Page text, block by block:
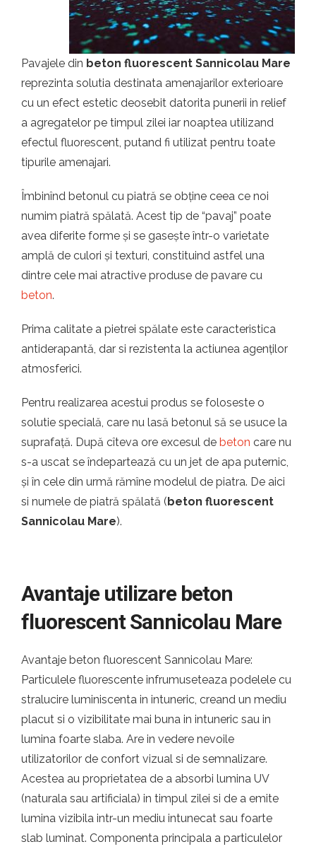
Pavajele din beton fluorescent Sannicolau Mare
reprezinta solutia destinata amenajarilor exterioare
cu un efect estetic deosebit datorita punerii in relief
a agregatelor pe timpul zilei iar noaptea utilizand
efectul fluorescent, putand fi utilizat pentru toate
tipurile amenajari.
Îmbinînd betonul cu piatră se obține ceea ce noi
numim piatră spălată. Acest tip de “pavaj” poate
avea diferite forme și se gasește într-o varietate
amplă de culori și texturi, constituind astfel una
dintre cele mai atractive produse de pavare cu
beton.
Prima calitate a pietrei spălate este caracteristica
antiderapantă, dar si rezistenta la actiunea agenților
atmosferici.
Pentru realizarea acestui produs se foloseste o
solutie specială, care nu lasă betonul să se usuce la
suprafață. După cîteva ore excesul de beton care nu
s-a uscat se îndepartează cu un jet de apa puternic,
și în cele din urmă rămîne modelul de piatra. De aici
si numele de piatră spălată (beton fluorescent
Sannicolau Mare).
Avantaje utilizare beton
fluorescent Sannicolau Mare
Avantaje beton fluorescent Sannicolau Mare:
Particulele fluorescente infrumuseteaza podelele cu
stralucire luminiscenta in intuneric, creand un mediu
placut si o vizibilitate mai buna in intuneric sau in
lumina foarte slaba. Are in vedere nevoile
utilizatorilor de confort vizual si de semnalizare.
Acestea au proprietatea de a absorbi lumina UV
(naturala sau artificiala) in timpul zilei si de a emite
lumina vizibila intr-un mediu intunecat sau foarte
slab luminat. Componenta principala a particulelor